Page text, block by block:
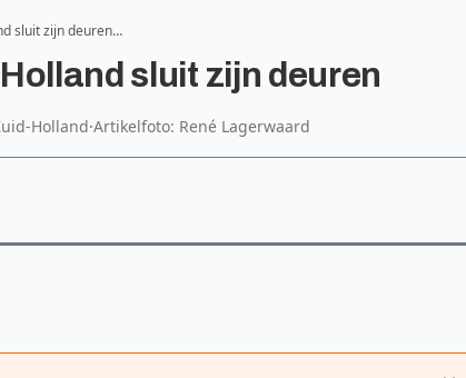
sluit zijn deuren…
sluit zijn deuren
Holland·Artikelfoto: René Lagerwaard